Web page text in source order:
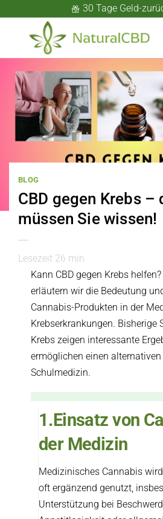
content
30 Tage Geld-
BLOG
CBD gegen Krebs –
müssen Sie wissen!
Lesezeit 26 min
Kann CBD gegen Krebs
erläutern wir die Bedeutung
Cannabis-Produkten in der
Krebserkrankungen. Bisherige
Krebs zeigen interessante
ermöglichen einen
Schulmedizin.
1.Einsatz von
der Medizin
Medizinisches Cannabis
oft ergänzend genutzt,
Unterstützung bei